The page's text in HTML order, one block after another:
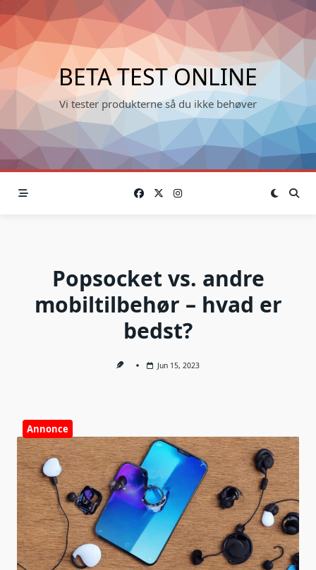
Skip
to
content
BETA TEST ONLINE
Vi tester produkterne så du ikke behøver
Popsocket vs. andre
mobiltilbehør – hvad er
bedst?
Jun 15, 2023
Annonce